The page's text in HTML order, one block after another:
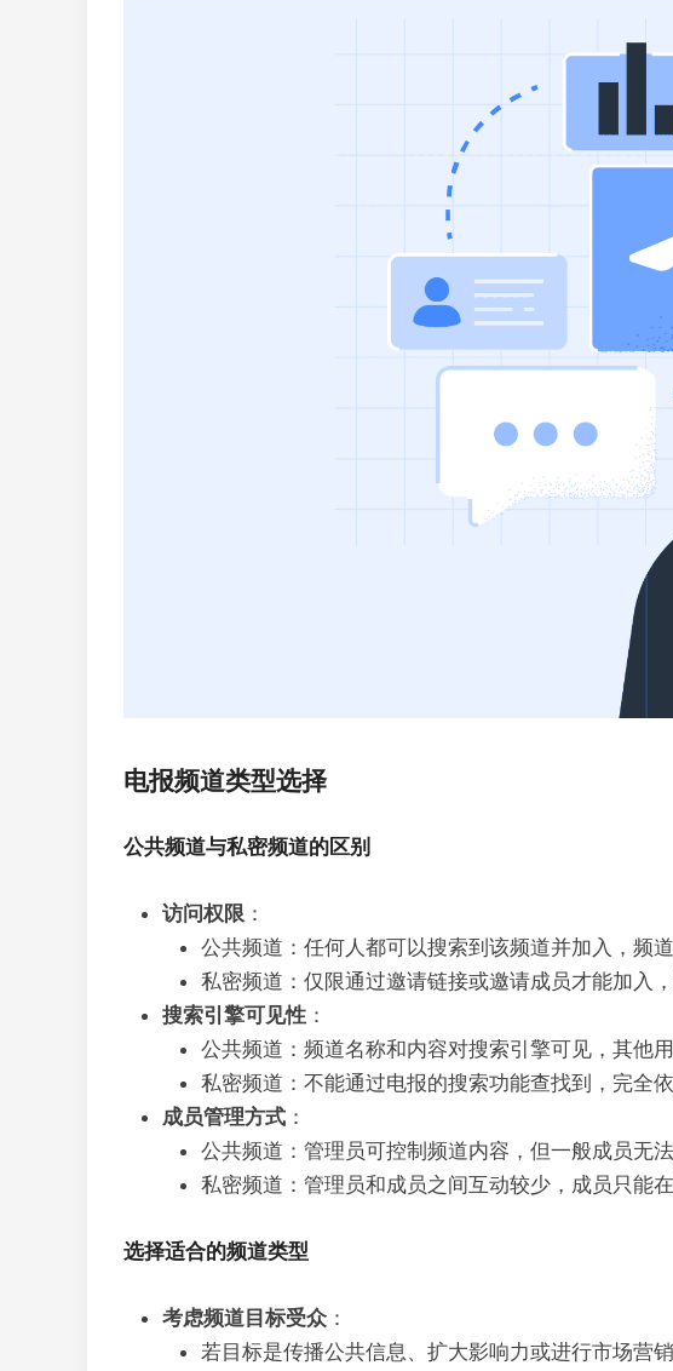
电报频道类型选择
公共频道与私密频道的区别
访问权限 ：
公共频道：任何人都可以搜索到该频道并加入，频
私密频道：仅限通过邀请链接或邀请成员才能加入
搜索引擎可见性 ：
公共频道：频道名称和内容对搜索引擎可见，其他
私密频道：不能通过电报的搜索功能查找到，完全
成员管理方式 ：
公共频道：管理员可控制频道内容，但一般成员无
私密频道：管理员和成员之间互动较少，成员只能
选择适合的频道类型
考虑频道目标受众 ：
若目标是传播公共信息、扩大影响力或进行市场营